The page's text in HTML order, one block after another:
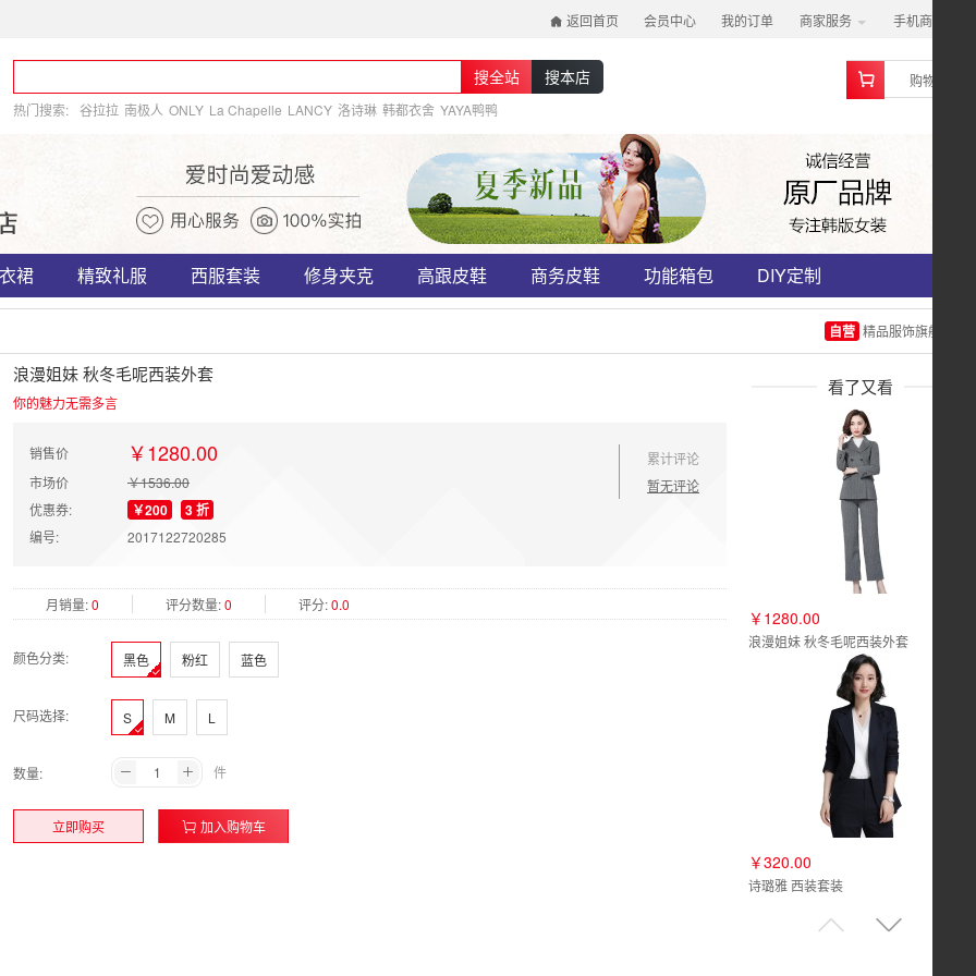
返回首页 会员中心 我的订单 商家服务 手机商城
搜全站 搜本店
热门搜索: 谷拉拉 南极人 ONLY La Chapelle LANCY 洛诗琳 韩都衣舍 YAYA鸭鸭
购物车
裙 精致礼服 西服套装 修身夹克 高跟皮鞋 商务皮鞋 功能箱包 DIY定制
自营 精品服饰旗舰店
浪漫姐妹 秋冬毛呢西装外套
你的魅力无需多言
销售价 ￥1280.00
市场价
￥1536.00
优惠券:
￥200 3 折
编号: 2017122720285
累计评论
暂无评论
月销量:0 评分数量:0 评分:0.0
颜色分类: 黑色 粉红 蓝色
尺码选择: S M L
数量: 件
立即购买 加入购物车
看了又看
￥1280.00
浪漫姐妹 秋冬毛呢西装外套
￥320.00
诗璐雅 西装套装